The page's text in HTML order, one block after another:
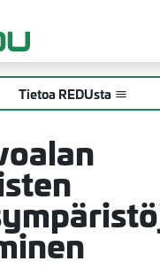
Tietoa REDUsta